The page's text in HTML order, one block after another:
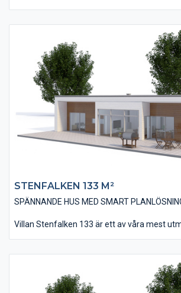
finns bland annat fyra stycken sovrum, två
badrum och i övrigt en öppen planlösning
och vardagsrum.
På övervåningen finns ett allrum som
exempel ett tv-rum utan att störa de som
bottenplanet.
STENFALKEN 133 M²
SPÄNNANDE HUS MED SMART
Villan Stenfalken 133 är ett av våra mest
kraftig ramkonstruktion. Invändigt är huset
innehåller tre stycken sovrum – som kan bli
allrummet till ett extra sovrum.